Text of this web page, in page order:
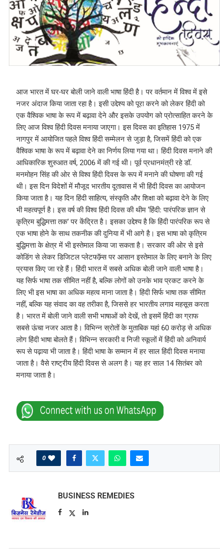
आज भारत में घर-घर बोली जाने वाली भाषा हिंदी है। पर वर्तमान में विश्व में इसे
नजर अंदाज किया जाता रहा है। इसी उद्देश्य को पूरा करने को लेकर हिंदी को
एक वैश्विक भाषा के रूप में बढ़ावा देने और इसके उपयोग को प्रोत्साहित करने के
लिए आज विश्व हिंदी दिवस मनाया जाएगा। इस दिवस का इतिहास 1975 में
नागपुर में आयोजित पहले विश्व हिंदी सम्मेलन से जुड़ा है, जिसमें हिंदी को एक
वैश्विक भाषा के रूप में बढ़ावा देने का निर्णय लिया गया था। हिंदी दिवस मनाने की
आधिकारिक शुरुआत वर्ष, 2006 में की गई थी। पूर्व प्रधानमंत्री रहे डॉ.
मनमोहन सिंह की ओर से विश्व हिंदी दिवस के रूप में मनाने की घोषणा की गई
थी। इस दिन विदेशों में मौजूद भारतीय दूतावास में भी हिंदी दिवस का आयोजन
किया जाता है। यह दिन हिंदी साहित्य, संस्कृति और शिक्षा को बढ़ावा देने के लिए
भी महत्वपूर्ण है। इस वर्ष की विश्व हिंदी दिवस की थीम ‘हिंदी: पारंपरिक ज्ञान से
कृत्रिम बुद्धिमत्ता तक’ पर केंद्रित है। इसका उद्देश्य है कि हिंदी पारंपरिक रूप से
एक भाषा होने के साथ तकनीक की दुनिया में भी आगे है। इस भाषा को कृत्रिम
बुद्धिमत्ता के क्षेत्र में भी इस्तेमाल किया जा सकता है। सरकार की ओर से इसे
कोडिंग से लेकर डिजिटल प्लेटफॉम्र्स पर आसान इस्तेमाल के लिए बनाने के लिए
प्रयास किए जा रहे हैं। हिंदी भारत में सबसे अधिक बोली जाने वाली भाषा है।
यह सिर्फ भाषा तक सीमित नहीं है, बल्कि लोगों को उनके भाव प्रकट करने के
लिए भी इस भाषा का अधिक महत्व माना जाता है। हिंदी सिर्फ भाषा तक सीमित
नहीं, बल्कि यह संवाद का वह तरीका है, जिससे हर भारतीय लगाव महसूस करता
है। भारत में बोली जाने वाली सभी भाषाओं को देखें, तो इसमें हिंदी का ग्राफ
सबसे ऊंचा नजर आता है। विभिन्न स्रोतों के मुताबिक यहां 60 करोड़ से अधिक
लोग हिंदी भाषा बोलते हैं। विभिन्न सरकारी व निजी स्कूलों में हिंदी को अनिवार्य
रूप से पढ़ाया भी जाता है। हिंदी भाषा के सम्मान में हर साल हिंदी दिवस मनाया
जाता है। वैसे राष्ट्रीय हिंदी दिवस से अलग है। यह हर साल 14 सितंबर को
मनाया जाता है।
0
BUSINESS REMEDIES